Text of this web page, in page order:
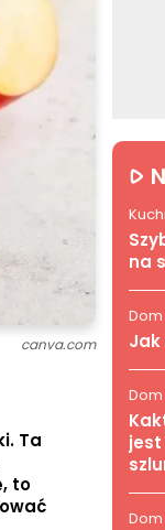
canva.com
Ta
to
na
Jak
jest